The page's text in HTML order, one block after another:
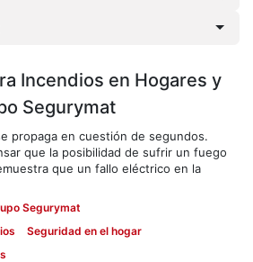
Incendios en Hogares y
Segurymat
propaga en cuestión de segundos.
que la posibilidad de sufrir un fuego
que un fallo eléctrico en la
Segurymat
Seguridad en el hogar